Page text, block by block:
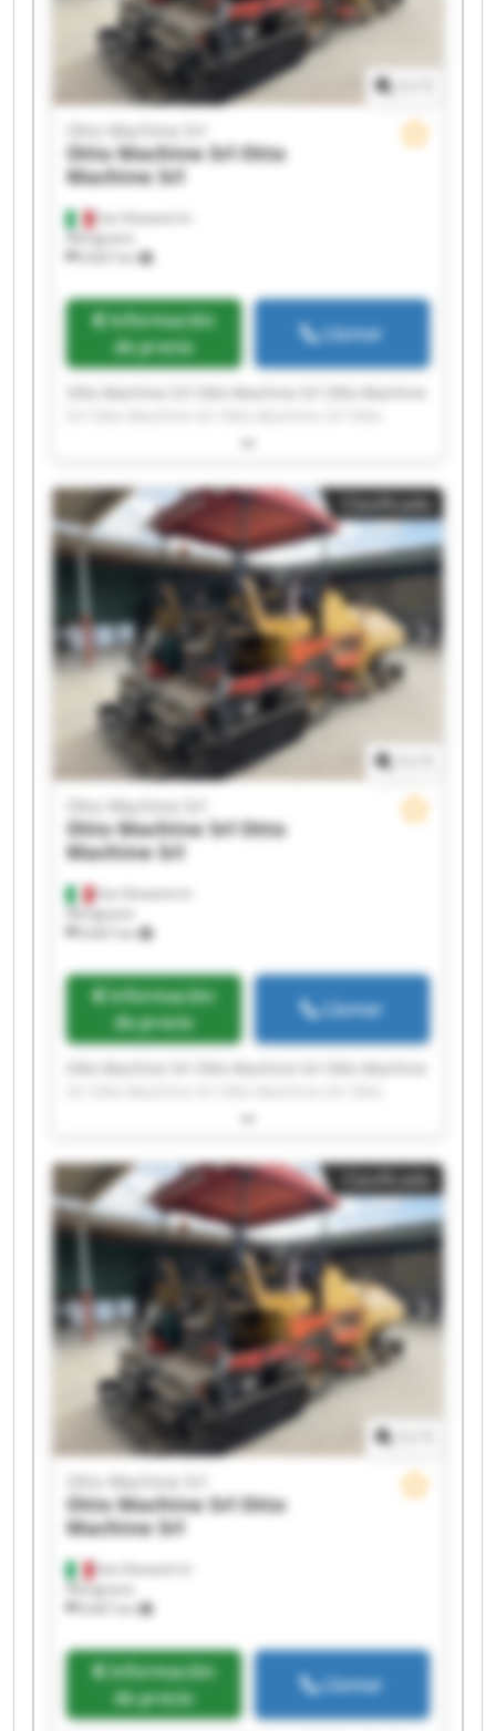
San Giovanni In
Marignano
8.667 km
Otto Machine Srl
Otto Machine SrlOtto
Machine Srl
Información
de precio
Llamar
Otto Machine Srl Otto Machine Srl Otto Machine
Machine Srl Otto Machine Srl Otto Machine Srl
Srl Otto Machine Srl Otto Machine Srl Otto
Machine Srl Otto Machine Srl Otto Machine Srl
Otto Machine Srl Otto Machine Srl Otto Machine
Srl Otto Machine Srl
Clasificado
San Giovanni In
Marignano
8.667 km
Otto Machine Srl
Otto Machine SrlOtto
Machine Srl
Información
de precio
Llamar
Otto Machine Srl Otto Machine Srl Otto Machine
Machine Srl Otto Machine Srl Otto Machine Srl
Srl Otto Machine Srl Otto Machine Srl Otto
Machine Srl Otto Machine Srl Otto Machine Srl
Otto Machine Srl Otto Machine Srl Otto Machine
Srl Otto Machine Srl
Clasificado
San Giovanni In
Marignano
8.667 km
Otto Machine Srl
Otto Machine SrlOtto
Machine Srl
Información
de precio
Llamar